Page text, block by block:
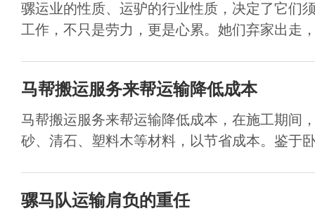
骡运业的性质、运驴的行业性质，决定了它们
工作，不只是劳力，更是心累。她们弃家出走
马帮搬运服务来帮运输降低成本
马帮搬运服务来帮运输降低成本，在施工期间
砂、清石、塑料木等材料，以节省成本。鉴于
骡马队运输肩负的重任